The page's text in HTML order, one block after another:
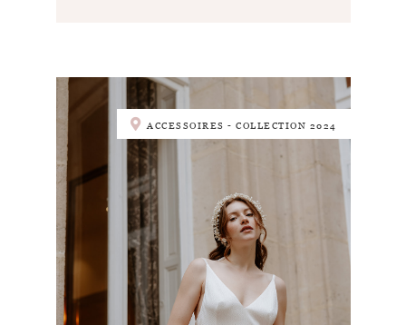
ACCESSOIRES - COLLECTION 2024